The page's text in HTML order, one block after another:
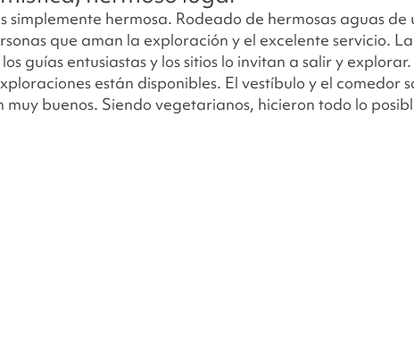
simplemente hermosa. Rodeado de hermosas aguas
que aman la exploración y el excelente servicio.
guías entusiastas y los sitios lo invitan a salir y explorar.
están disponibles. El vestíbulo y el comedor
muy buenos. Siendo vegetarianos, hicieron todo lo